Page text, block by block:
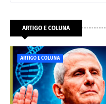
ARTIGO E COLUNA
ARTIGO E COLUNA